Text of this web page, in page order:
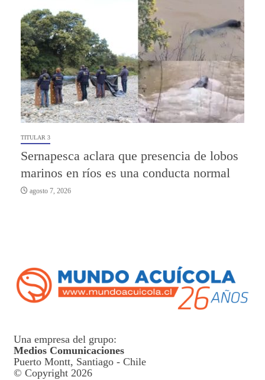
TITULAR 3
Sernapesca aclara que presencia de lobos
marinos en ríos es una conducta normal
agosto 7, 2026
Una empresa del grupo:
Medios Comunicaciones
Puerto Montt, Santiago - Chile
© Copyright 2026